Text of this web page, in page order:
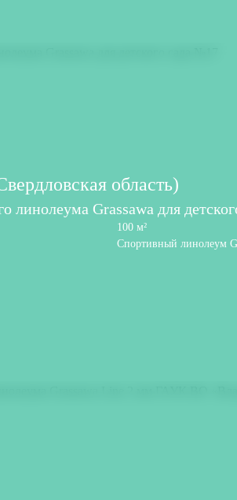
область)
линолеума Grassawa для
100 м²
Спортивный линолеум